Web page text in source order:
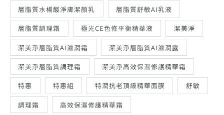
層脂質水楊酸淨膚潔顏乳 層脂質舒敏AI乳液
層脂質調理霜 極光CE色修平衡精華液 潔美淨
潔美淨層脂質AI滋潤霜 潔美淨層脂質AI滋潤露
潔美淨層脂質調理霜 潔美淨高效保濕修護精華霜
特惠 特惠組 特潤抗老頂級精華面膜 舒敏
調理霜 高效保濕修護精華霜